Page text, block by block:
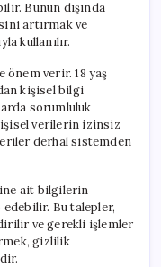
Bunun dışında
artırmak ve
kullanılır.
verir. 18 yaş
kişisel bilgi
sorumluluk
verilerin izinsiz
derhal sistemden
ait bilgilerin
Bu talepler,
ve gerekli işlemler
gizlilik